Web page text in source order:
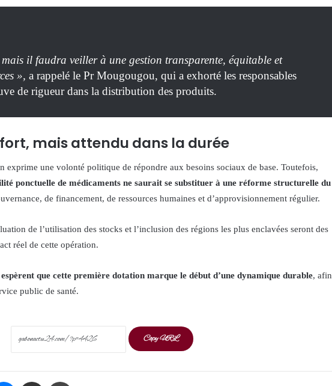
il faudra veiller à une gestion transparente, équitable et
», a rappelé le Pr Mougougou, qui a exhorté les responsables
de rigueur dans la distribution des produits.
mais attendu dans la durée
exprime une volonté politique de répondre aux besoins sociaux de base. Toutefois,
ponctuelle de médicaments ne saurait se substituer à une réforme structurelle du
de financement, de ressources humaines et d’approvisionnement régulier.
de l’utilisation des stocks et l’inclusion des régions les plus enclavées seront des
réel de cette opération.
que cette première dotation marque le début d’une dynamique durable, afin
public de santé.
Copy URL
Messenger Share via Email